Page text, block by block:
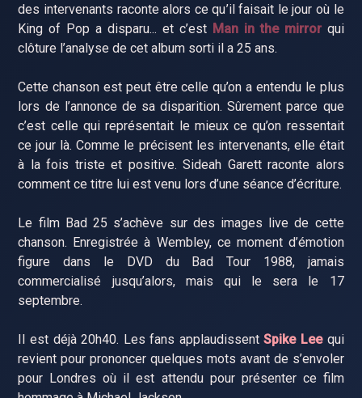
des intervenants raconte alors ce qu’il faisait le jour où le
King of Pop a disparu... et c’est Man in the mirrorqui
clôture l’analyse de cet album sorti il a 25 ans.
Cette chanson est peut être celle qu’on a entendu le plus
lors de l’annonce de sa disparition. Sûrement parce que
c’est celle qui représentait le mieux ce qu’on ressentait
ce jour là. Comme le précisent les intervenants, elle était
à la fois triste et positive. Sideah Garett raconte alors
comment ce titre lui est venu lors d’une séance d’écriture.
Le film Bad 25 s’achève sur des images live de cette
chanson. Enregistrée à Wembley, ce moment d’émotion
figure dans le DVD du Bad Tour 1988, jamais
commercialisé jusqu’alors, mais qui le sera le 17
septembre.
Il est déjà 20h40. Les fans applaudissentSpike Leequi
revient pour prononcer quelques mots avant de s’envoler
pour Londres où il est attendu pour présenter ce film